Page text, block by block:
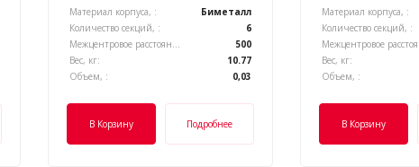
Материал корпуса, :
Биметалл
Количество секций, :
6
Межцентровое расстояние, :
500
Вес, кг:
10.77
Объем, :
0,03
В Корзину Подробнее
Материал корпуса, :
Количество секций, :
Вес, кг:
Объем, :
В Корзину